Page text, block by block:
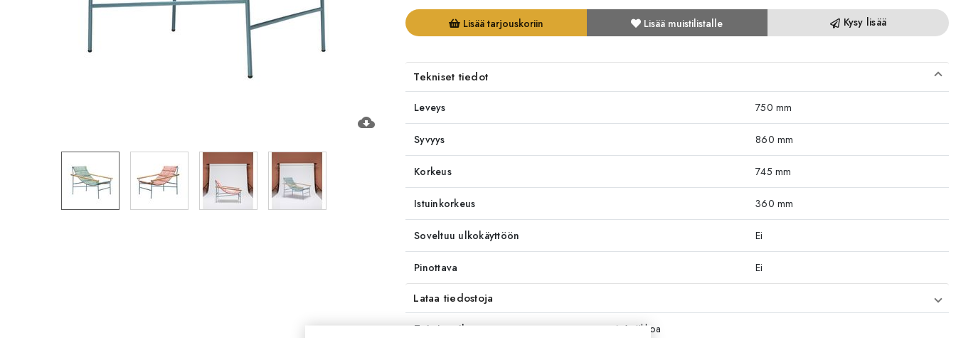
cloud_download
Lisää tarjouskoriin Lisää muistilistalle Kysy lisää
Tekniset tiedot
Leveys 750 mm
Syvyys 860 mm
Korkeus 745 mm
Istuinkorkeus 360 mm
Soveltuu ulkokäyttöön Ei
Pinottava Ei
Lataa tiedostoja
Toimitusaika 4-6 viikkoa